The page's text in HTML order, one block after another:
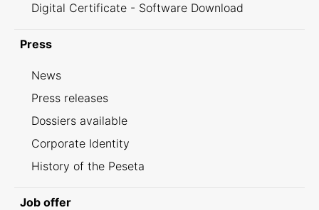
Digital Certificate - Software Download
Press
News
Press releases
Dossiers available
Corporate Identity
History of the Peseta
Job offer